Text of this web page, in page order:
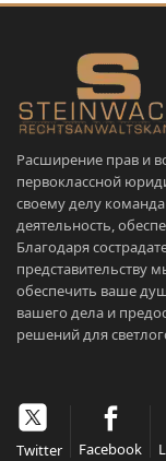
Расширение прав и
первоклассной
своему делу
деятельность,
Благодаря
представительству
обеспечить ваше
вашего дела и
решений для
Twitter Facebook